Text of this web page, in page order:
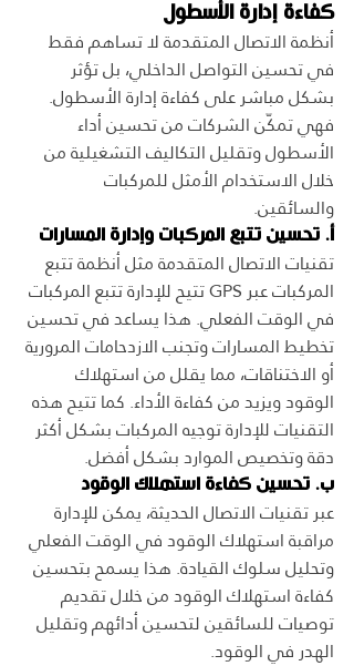
كفاءة إدارة الأسطول
أنظمة الاتصال المتقدمة لا تساهم فقط
في تحسين التواصل الداخلي، بل تؤثر
بشكل مباشر على كفاءة إدارة الأسطول.
فهي تمكّن الشركات من تحسين أداء
الأسطول وتقليل التكاليف التشغيلية من
خلال الاستخدام الأمثل للمركبات
والسائقين.
أ. تحسين تتبع المركبات وإدارة المسارات
تقنيات الاتصال المتقدمة مثل أنظمة تتبع
المركبات عبر GPS تتيح للإدارة تتبع المركبات
في الوقت الفعلي. هذا يساعد في تحسين
تخطيط المسارات وتجنب الازدحامات المرورية
أو الاختناقات، مما يقلل من استهلاك
الوقود ويزيد من كفاءة الأداء. كما تتيح هذه
التقنيات للإدارة توجيه المركبات بشكل أكثر
دقة وتخصيص الموارد بشكل أفضل.
ب. تحسين كفاءة استهلاك الوقود
عبر تقنيات الاتصال الحديثة، يمكن للإدارة
مراقبة استهلاك الوقود في الوقت الفعلي
وتحليل سلوك القيادة. هذا يسمح بتحسين
كفاءة استهلاك الوقود من خلال تقديم
توصيات للسائقين لتحسين أدائهم وتقليل
الهدر في الوقود.